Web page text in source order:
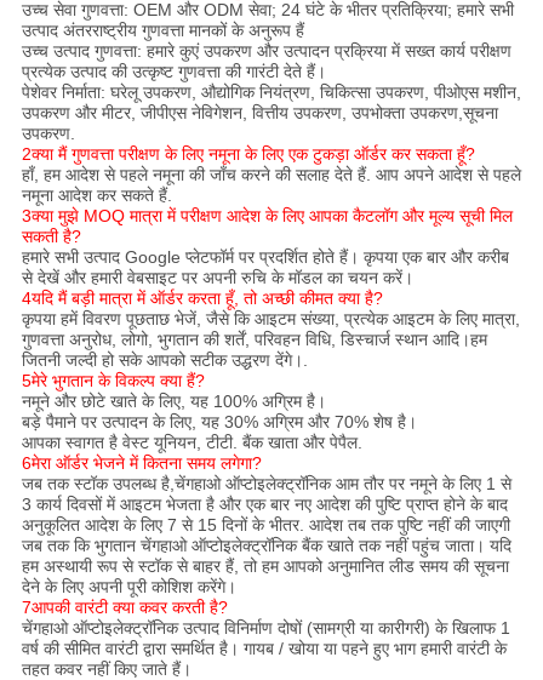
उच्च सेवा गुणवत्ता: OEM और ODM सेवा; 24 घंटे के भीतर प्रतिक्रिया; हमारे सभी
उत्पाद अंतरराष्ट्रीय गुणवत्ता मानकों के अनुरूप हैं
उच्च उत्पाद गुणवत्ता: हमारे कुएं उपकरण और उत्पादन प्रक्रिया में सख्त कार्य परीक्षण
प्रत्येक उत्पाद की उत्कृष्ट गुणवत्ता की गारंटी देते हैं।
पेशेवर निर्माता: घरेलू उपकरण, औद्योगिक नियंत्रण, चिकित्सा उपकरण, पीओएस मशीन,
उपकरण और मीटर, जीपीएस नेविगेशन, वित्तीय उपकरण, उपभोक्ता उपकरण,सूचना
उपकरण.
2क्या मैं गुणवत्ता परीक्षण के लिए नमूना के लिए एक टुकड़ा ऑर्डर कर सकता हूँ?
हाँ, हम आदेश से पहले नमूना की जाँच करने की सलाह देते हैं. आप अपने आदेश से पहले
नमूना आदेश कर सकते हैं.
3क्या मुझे MOQ मात्रा में परीक्षण आदेश के लिए आपका कैटलॉग और मूल्य सूची मिल
सकती है?
हमारे सभी उत्पाद Google प्लेटफॉर्म पर प्रदर्शित होते हैं। कृपया एक बार और करीब
से देखें और हमारी वेबसाइट पर अपनी रुचि के मॉडल का चयन करें।
4यदि मैं बड़ी मात्रा में ऑर्डर करता हूँ, तो अच्छी कीमत क्या है?
कृपया हमें विवरण पूछताछ भेजें, जैसे कि आइटम संख्या, प्रत्येक आइटम के लिए मात्रा,
गुणवत्ता अनुरोध, लोगो, भुगतान की शर्तें, परिवहन विधि, डिस्चार्ज स्थान आदि।हम
जितनी जल्दी हो सके आपको सटीक उद्धरण देंगे।.
5मेरे भुगतान के विकल्प क्या हैं?
नमूने और छोटे खाते के लिए, यह 100% अग्रिम है।
बड़े पैमाने पर उत्पादन के लिए, यह 30% अग्रिम और 70% शेष है।
आपका स्वागत है वेस्ट यूनियन, टीटी. बैंक खाता और पेपैल.
6मेरा ऑर्डर भेजने में कितना समय लगेगा?
जब तक स्टॉक उपलब्ध है,चेंगहाओ ऑप्टोइलेक्ट्रॉनिक आम तौर पर नमूने के लिए 1 से
3 कार्य दिवसों में आइटम भेजता है और एक बार नए आदेश की पुष्टि प्राप्त होने के बाद
अनुकूलित आदेश के लिए 7 से 15 दिनों के भीतर. आदेश तब तक पुष्टि नहीं की जाएगी
जब तक कि भुगतान चेंगहाओ ऑप्टोइलेक्ट्रॉनिक बैंक खाते तक नहीं पहुंच जाता। यदि
हम अस्थायी रूप से स्टॉक से बाहर हैं, तो हम आपको अनुमानित लीड समय की सूचना
देने के लिए अपनी पूरी कोशिश करेंगे।
7आपकी वारंटी क्या कवर करती है?
चेंगहाओ ऑप्टोइलेक्ट्रॉनिक उत्पाद विनिर्माण दोषों (सामग्री या कारीगरी) के खिलाफ 1
वर्ष की सीमित वारंटी द्वारा समर्थित है। गायब / खोया या पहने हुए भाग हमारी वारंटी के
तहत कवर नहीं किए जाते हैं।